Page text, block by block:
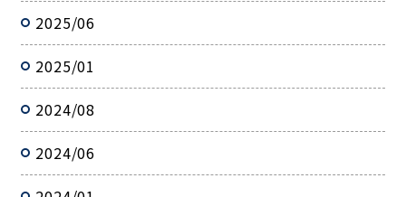
2025/06
2025/01
2024/08
2024/06